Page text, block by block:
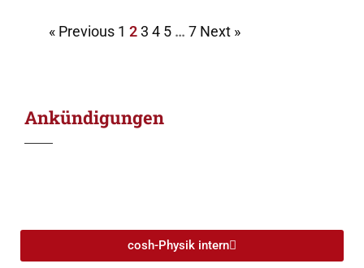
« Previous 1 23 4 5 … 7 Next »
Ankündigungen
cosh-Physik intern